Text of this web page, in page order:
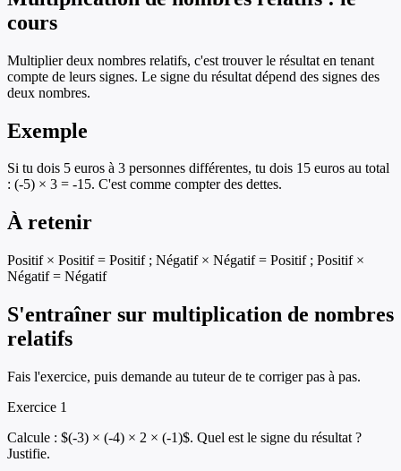
cours
Multiplier deux nombres relatifs, c'est trouver le résultat en tenant
compte de leurs signes. Le signe du résultat dépend des signes des
deux nombres.
Exemple
Si tu dois 5 euros à 3 personnes différentes, tu dois 15 euros au total
: (-5) × 3 = -15. C'est comme compter des dettes.
À retenir
Positif × Positif = Positif ; Négatif × Négatif = Positif ; Positif ×
Négatif = Négatif
S'entraîner sur multiplication de nombres
relatifs
Fais l'exercice, puis demande au tuteur de te corriger pas à pas.
Exercice 1
Calcule : $(-3) × (-4) × 2 × (-1)$. Quel est le signe du résultat ?
Justifie.